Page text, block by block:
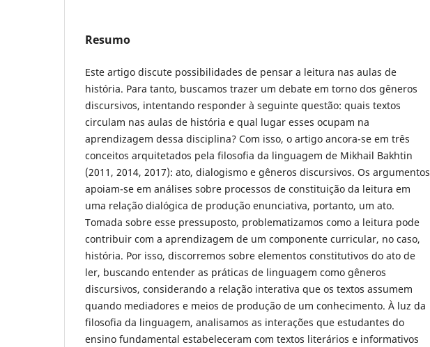
Resumo
Este artigo discute possibilidades de pensar a leitura nas aulas de
história. Para tanto, buscamos trazer um debate em torno dos gêneros
discursivos, intentando responder à seguinte questão: quais textos
circulam nas aulas de história e qual lugar esses ocupam na
aprendizagem dessa disciplina? Com isso, o artigo ancora-se em três
conceitos arquitetados pela filosofia da linguagem de Mikhail Bakhtin
(2011, 2014, 2017): ato, dialogismo e gêneros discursivos. Os argumentos
apoiam-se em análises sobre processos de constituição da leitura em
uma relação dialógica de produção enunciativa, portanto, um ato.
Tomada sobre esse pressuposto, problematizamos como a leitura pode
contribuir com a aprendizagem de um componente curricular, no caso,
história. Por isso, discorremos sobre elementos constitutivos do ato de
ler, buscando entender as práticas de linguagem como gêneros
discursivos, considerando a relação interativa que os textos assumem
quando mediadores e meios de produção de um conhecimento. À luz da
filosofia da linguagem, analisamos as interações que estudantes do
ensino fundamental estabeleceram com textos literários e informativos